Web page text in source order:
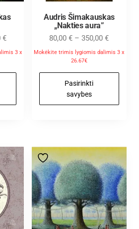
€
3 x
Audris Šimakauskas
„Nakties aura”
80,00€ – 350,00€
Mokėkite trimis lygiomis dalimis 3 x
26.67€
Pasirinkti
savybes